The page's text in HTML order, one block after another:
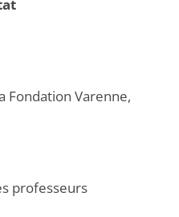
Fondation Varenne,
professeurs